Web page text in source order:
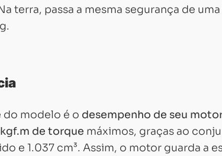
terra, passa a mesma segurança de
modelo é o desempenho de seu
de torque máximos, graças ao
e 1.037 cm³. Assim, o motor guarda a